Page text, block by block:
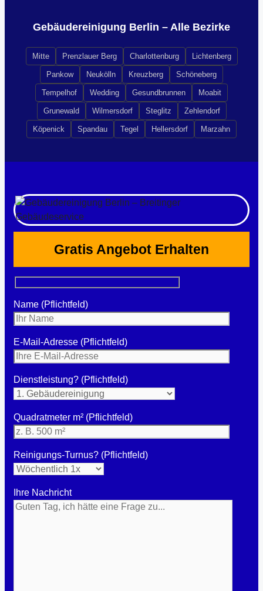
Gebäudereinigung Berlin – Alle Bezirke
Mitte Prenzlauer Berg Charlottenburg Lichtenberg
Pankow Neukölln Kreuzberg Schöneberg
Tempelhof Wedding Gesundbrunnen Moabit
Grunewald Wilmersdorf Steglitz Zehlendorf
Köpenick Spandau Tegel Hellersdorf Marzahn
Gratis Angebot Erhalten
Name (Pflichtfeld)
E-Mail-Adresse (Pflichtfeld)
Dienstleistung? (Pflichtfeld)
Quadratmeter m² (Pflichtfeld)
Reinigungs-Turnus? (Pflichtfeld)
Ihre Nachricht